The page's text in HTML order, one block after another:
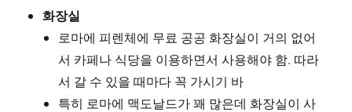
화장실
로마에 피렌체에 무료 공공 화장실이 거의 없어
서 카페나 식당을 이용하면서 사용해야 함. 따라
서 갈 수 있을 때마다 꼭 가시기 바
특히 로마에 맥도날드가 꽤 많은데 화장실이 사